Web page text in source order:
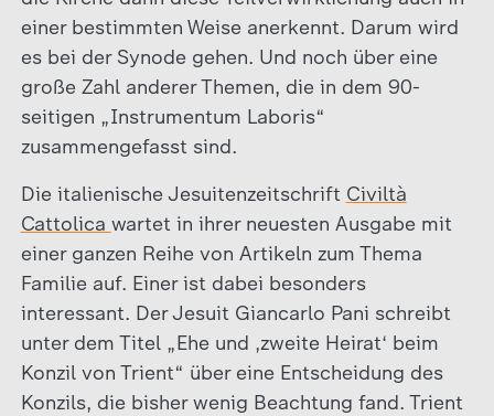
einer bestimmten Weise anerkennt. Darum wird
es bei der Synode gehen. Und noch über eine
große Zahl anderer Themen, die in dem 90-
seitigen „Instrumentum Laboris“
zusammengefasst sind.
Die italienische Jesuitenzeitschrift Civiltà
Cattolica wartet in ihrer neuesten Ausgabe mit
einer ganzen Reihe von Artikeln zum Thema
Familie auf. Einer ist dabei besonders
interessant. Der Jesuit Giancarlo Pani schreibt
unter dem Titel „Ehe und ‚zweite Heirat‘ beim
Konzil von Trient“ über eine Entscheidung des
Konzils, die bisher wenig Beachtung fand. Trient